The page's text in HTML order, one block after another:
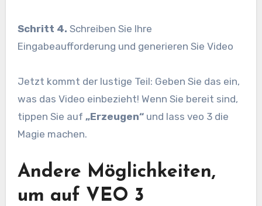
Schritt 4. Schreiben Sie Ihre
Eingabeaufforderung und generieren Sie Video
Jetzt kommt der lustige Teil: Geben Sie das ein,
was das Video einbezieht! Wenn Sie bereit sind,
tippen Sie auf „Erzeugen“und lass veo 3 die
Magie machen.
Andere Möglichkeiten,
um auf VEO 3